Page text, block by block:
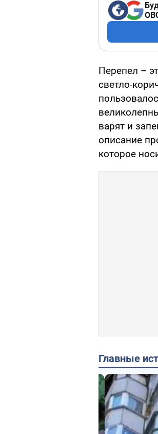
Перепел –
светло-
варят и
описание
которое
Главные